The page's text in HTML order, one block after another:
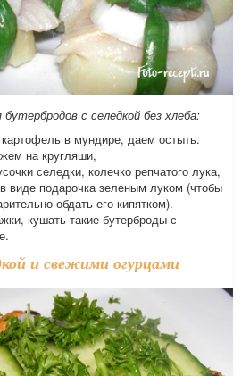
с селедкой без хлеба:
в мундире, даем остыть.
на кругляши,
селедки, колечко репчатого лука,
виде подарочка зеленым луком (чтобы
обдать его кипятком).
кушать такие бутерброды с
и свежими огурцами